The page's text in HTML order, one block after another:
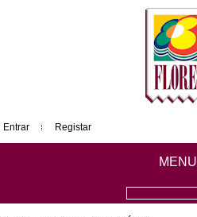
Entrar Registar
MENU